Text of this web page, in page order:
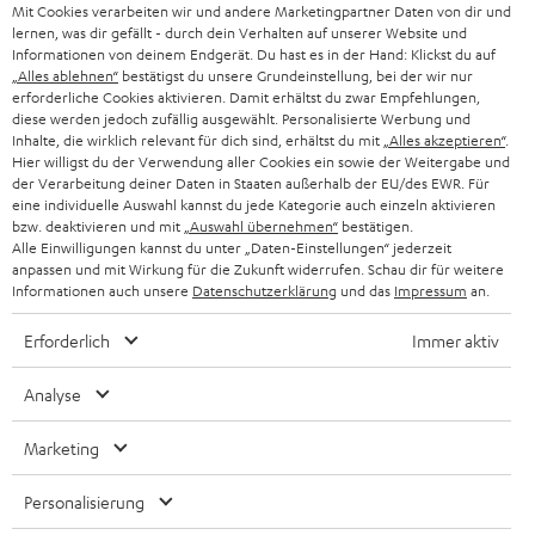
SMART HOME
BLUETOOTH-LAUTSPRECHER
KOPFHÖRER
BLUETOOTH-KOPFHÖRER
STEREOANLAGEN
LAUTSPRECHER
ULTIMA-SERIE
IN-EAR-KOPFHÖRER
FANSHOP
NEUHEITEN
GESCHÄFTSKUNDEN
PARTNERPROGRAMM
BLOG
NEWSLETTER
STORES
DEINE VORTEILE BEI TEUFEL
UNSER MANAGEMENT
NACHHALTIGKEIT
UNSERE WERTE
ÖSTERREICH
SCHWEIZ
NIEDERLANDE
BELGIEN
FRANKREICH
POLEN
SPANIEN
ITALIEN
Technische Änderungen, Tippfehler und Irrtum vorbehalten. Das auf unseren
Fotos abgebildete Zubehör ist nicht im Lieferumfang enthalten. Etwaige
Mit Cookies verarbeiten wir und andere Marketingpartner Daten von dir und
lernen, was dir gefällt - durch dein Verhalten auf unserer Website und
Informationen von deinem Endgerät. Du hast es in der Hand: Klickst du auf
„Alles ablehnen“ bestätigst du unsere Grundeinstellung, bei der wir nur
erforderliche Cookies aktivieren. Damit erhältst du zwar Empfehlungen,
diese werden jedoch zufällig ausgewählt. Personalisierte Werbung und
Inhalte, die wirklich relevant für dich sind, erhältst du mit „Alles akzeptieren“.
Hier willigst du der Verwendung aller Cookies ein sowie der Weitergabe und
der Verarbeitung deiner Daten in Staaten außerhalb der EU/des EWR. Für
eine individuelle Auswahl kannst du jede Kategorie auch einzeln aktivieren
bzw. deaktivieren und mit „Auswahl übernehmen“ bestätigen.
Alle Einwilligungen kannst du unter „Daten-Einstellungen“ jederzeit
anpassen und mit Wirkung für die Zukunft widerrufen. Schau dir für weitere
Informationen auch unsere Datenschutzerklärung und das Impressum an.
Erforderlich Immer aktiv
Analyse
Marketing
Personalisierung